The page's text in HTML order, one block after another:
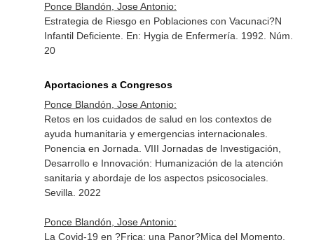
Ponce Blandón, Jose Antonio:
Estrategia de Riesgo en Poblaciones con Vacunaci?N
Infantil Deficiente. En: Hygia de Enfermería . 1992. Núm.
20
Aportaciones a Congresos
Ponce Blandón, Jose Antonio:
Retos en los cuidados de salud en los contextos de
ayuda humanitaria y emergencias internacionales.
Ponencia en Jornada. VIII Jornadas de Investigación,
Desarrollo e Innovación: Humanización de la atención
sanitaria y abordaje de los aspectos psicosociales.
Sevilla. 2022
Ponce Blandón, Jose Antonio:
La Covid-19 en ?Frica: una Panor?Mica del Momento.